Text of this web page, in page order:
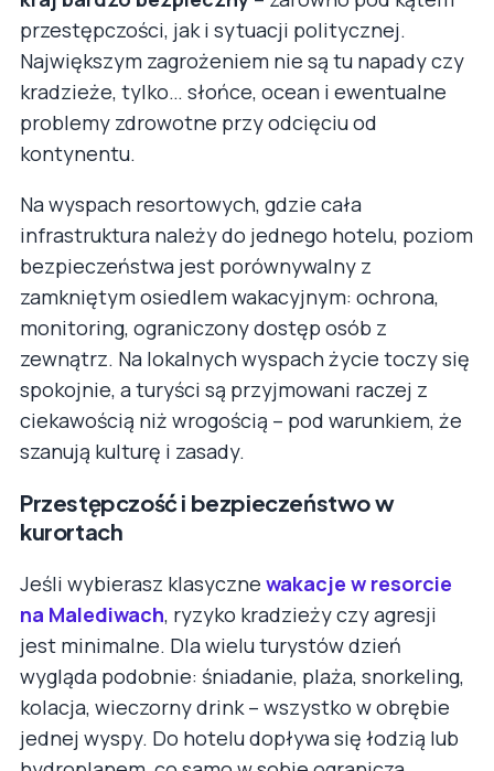
przestępczości, jak i sytuacji politycznej.
Największym zagrożeniem nie są tu napady czy
kradzieże, tylko… słońce, ocean i ewentualne
problemy zdrowotne przy odcięciu od
kontynentu.
Na wyspach resortowych, gdzie cała
infrastruktura należy do jednego hotelu, poziom
bezpieczeństwa jest porównywalny z
zamkniętym osiedlem wakacyjnym: ochrona,
monitoring, ograniczony dostęp osób z
zewnątrz. Na lokalnych wyspach życie toczy się
spokojnie, a turyści są przyjmowani raczej z
ciekawością niż wrogością – pod warunkiem, że
szanują kulturę i zasady.
Przestępczość i bezpieczeństwo w
kurortach
Jeśli wybierasz klasyczne wakacje w resorcie
na Malediwach, ryzyko kradzieży czy agresji
jest minimalne. Dla wielu turystów dzień
wygląda podobnie: śniadanie, plaża, snorkeling,
kolacja, wieczorny drink – wszystko w obrębie
jednej wyspy. Do hotelu dopływa się łodzią lub